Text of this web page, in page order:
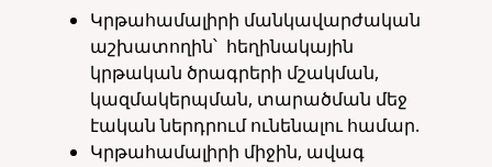
Կրթահամալիրի մանկավարժական
աշխատողին՝ հեղինակային
կրթական ծրագրերի մշակման,
կազմակերպման, տարածման մեջ
էական ներդրում ունենալու համար.
Կրթահամալիրի միջին, ավագ